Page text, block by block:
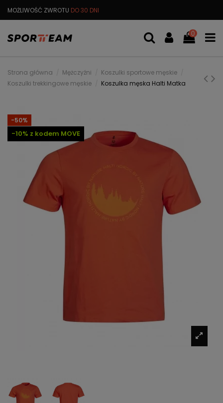
MOŻLIWOŚĆ ZWROTU DO 30 DNI
0
Strona główna Mężczyźni
Koszulki sportowe męskie
Koszulki trekkingowe męskie
Koszulka męska Halti Matka
-50%
-10% z kodem MOVE